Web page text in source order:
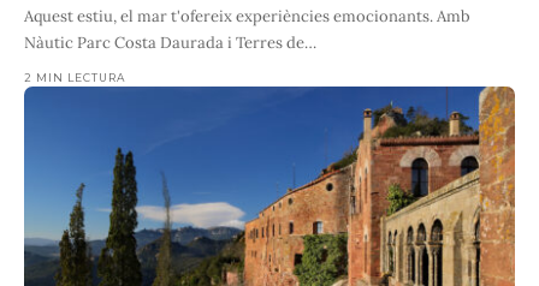
Aquest estiu, el mar t'ofereix experiències emocionants. Amb
Nàutic Parc Costa Daurada i Terres de…
2 MIN LECTURA